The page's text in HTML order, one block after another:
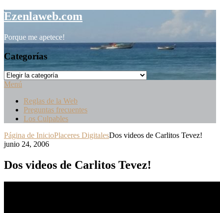
Saltar
al
Ezenlaweb.com
Porque me apetece!
Categorías
Categorías
Menú
Reglas de la Web
Preguntas frecuentes
Los Culpables
Página de InicioPlaceres DigitalesDos videos de Carlitos Tevez!
junio 24, 2006
Dos videos de Carlitos Tevez!